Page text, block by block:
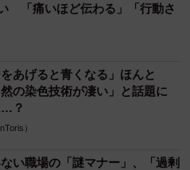
「痛いほど伝わる」「行動さ
をあげると青くなる」ほんと
の染色技術が凄い」と話題に
…？
）
い職場の「謎マナー」、「過剰